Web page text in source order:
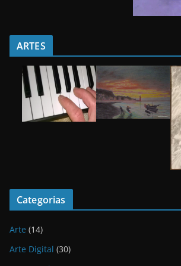
ARTES
Categorias
Arte (14)
Arte Digital (30)